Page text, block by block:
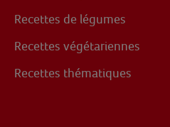
Recettes de légumes
Recettes végétariennes
Recettes thématiques